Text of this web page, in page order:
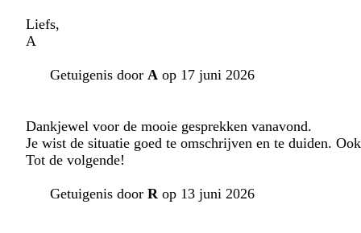
Liefs,
A
Getuigenis door A op 17 juni 2026
Dankjewel voor de mooie gesprekken vanavond.
Je wist de situatie goed te omschrijven en te duiden.
Tot de volgende!
Getuigenis door Rop 13 juni 2026